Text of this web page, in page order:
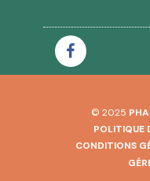
© 2025
POLITIQUE
CONDITIONS